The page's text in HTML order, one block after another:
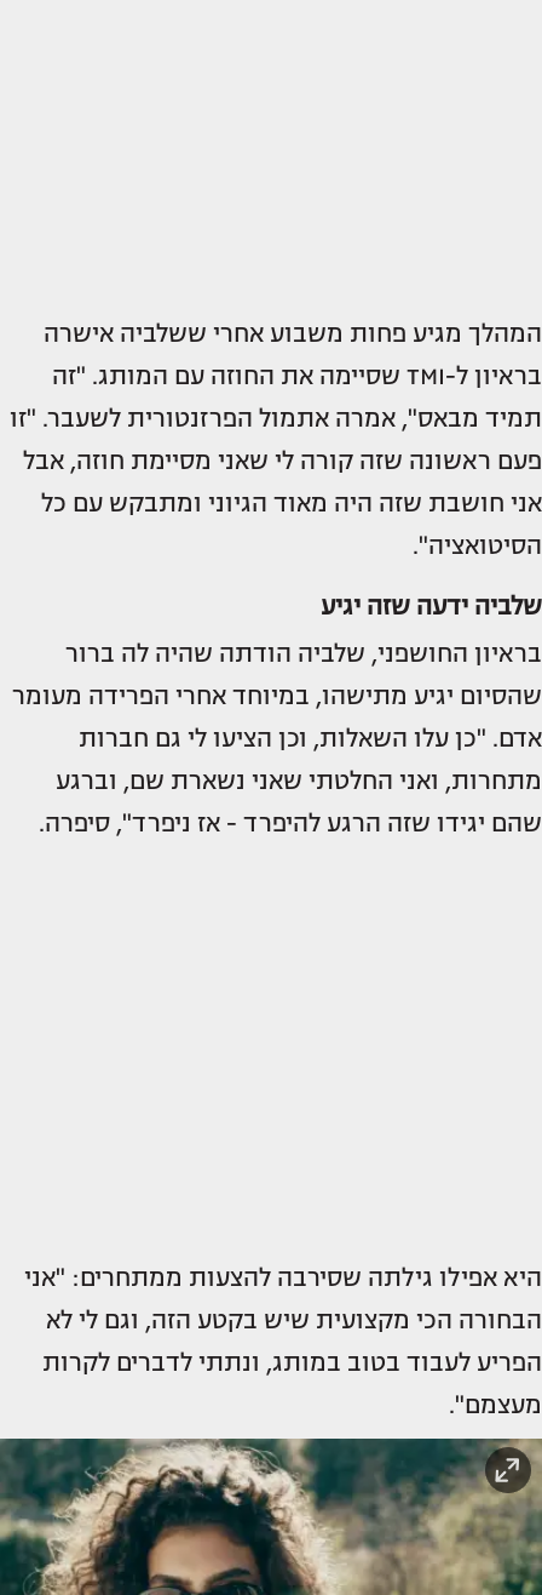
המהלך מגיע פחות משבוע אחרי ששלביה אישרה
בראיון ל-TMI שסיימה את החוזה עם המותג. "זה
תמיד מבאס", אמרה אתמול הפרזנטורית לשעבר. "זו
פעם ראשונה שזה קורה לי שאני מסיימת חוזה, אבל
אני חושבת שזה היה מאוד הגיוני ומתבקש עם כל
הסיטואציה".
שלביה ידעה שזה יגיע
בראיון החושפני, שלביה הודתה שהיה לה ברור
שהסיום יגיע מתישהו, במיוחד אחרי הפרידה מעומר
אדם. "כן עלו השאלות, וכן הציעו לי גם חברות
מתחרות, ואני החלטתי שאני נשארת שם, וברגע
שהם יגידו שזה הרגע להיפרד - אז ניפרד", סיפרה.
היא אפילו גילתה שסירבה להצעות ממתחרים: "אני
הבחורה הכי מקצועית שיש בקטע הזה, וגם לי לא
הפריע לעבוד בטוב במותג, ונתתי לדברים לקרות
מעצמם".